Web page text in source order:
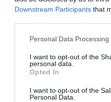
Downstream Participants that
Personal Data
I want to opt-out of the
personal data.
Opted In
I want to opt-out of the
Personal Data.
talento y las ganas de
tendencias
constante evolución,